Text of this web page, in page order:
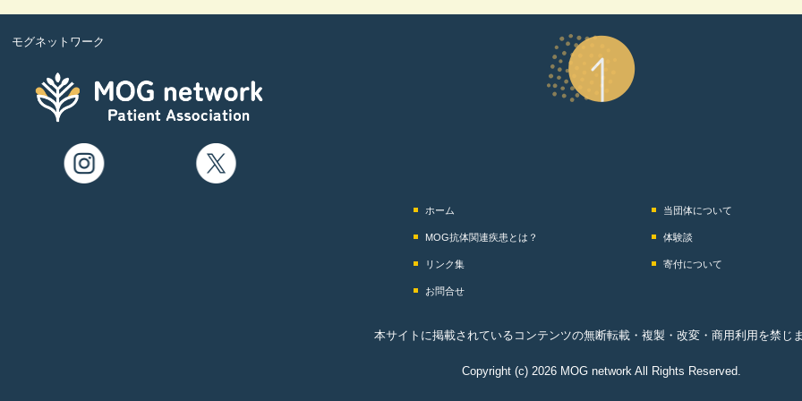
モグネットワーク
ホーム 当団体について
MOG抗体関連疾患とは？ 体験談
リンク集 寄付について
お問合せ
本サイトに掲載されているコンテンツの無断転載・複製・改変・商用利用を禁じ
Copyright (c) 2026 MOG network All Rights Reserved.